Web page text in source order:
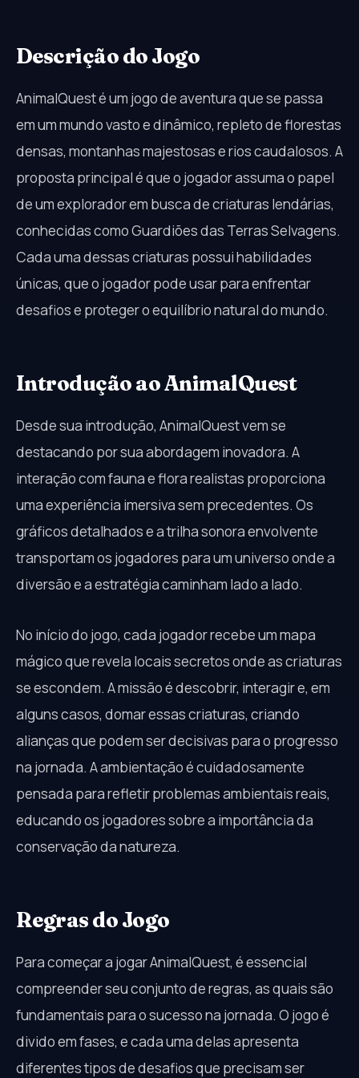
Descrição do Jogo
AnimalQuest é um jogo de aventura que se passa
em um mundo vasto e dinâmico, repleto de florestas
densas, montanhas majestosas e rios caudalosos. A
proposta principal é que o jogador assuma o papel
de um explorador em busca de criaturas lendárias,
conhecidas como Guardiões das Terras Selvagens.
Cada uma dessas criaturas possui habilidades
únicas, que o jogador pode usar para enfrentar
desafios e proteger o equilíbrio natural do mundo.
Introdução ao AnimalQuest
Desde sua introdução, AnimalQuest vem se
destacando por sua abordagem inovadora. A
interação com fauna e flora realistas proporciona
uma experiência imersiva sem precedentes. Os
gráficos detalhados e a trilha sonora envolvente
transportam os jogadores para um universo onde a
diversão e a estratégia caminham lado a lado.
No início do jogo, cada jogador recebe um mapa
mágico que revela locais secretos onde as criaturas
se escondem. A missão é descobrir, interagir e, em
alguns casos, domar essas criaturas, criando
alianças que podem ser decisivas para o progresso
na jornada. A ambientação é cuidadosamente
pensada para refletir problemas ambientais reais,
educando os jogadores sobre a importância da
conservação da natureza.
Regras do Jogo
Para começar a jogar AnimalQuest, é essencial
compreender seu conjunto de regras, as quais são
fundamentais para o sucesso na jornada. O jogo é
divido em fases, e cada uma delas apresenta
diferentes tipos de desafios que precisam ser